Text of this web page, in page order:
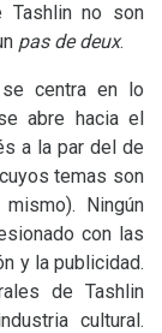
Tashlin no son
pas de deux.
centra en lo
abre hacia el
a la par del de
temas son
Ningún
con las
y la publicidad.
de Tashlin
cultural.